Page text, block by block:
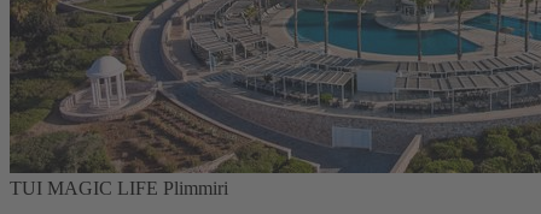
TUI MAGIC LIFE Plimmiri